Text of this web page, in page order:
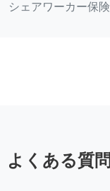
シェアワーカー保険
よくある質問